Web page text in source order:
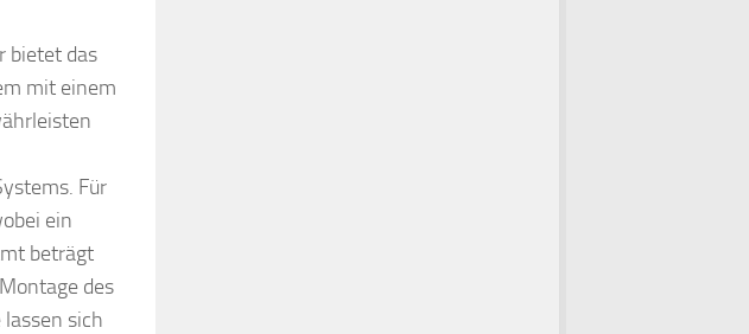
bietet das
mit einem
Für
ein
beträgt
des
sich